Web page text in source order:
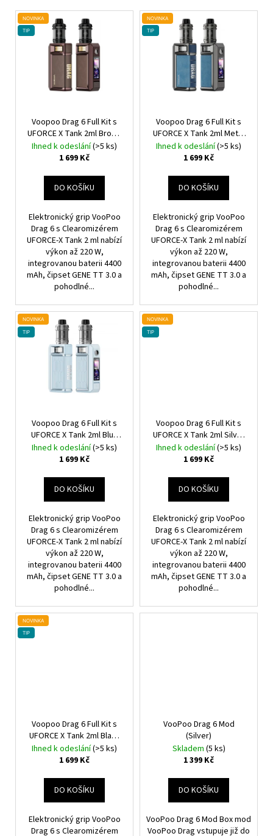
E
N
V
Ý
NOVINKA
TIP
Voopoo Drag 6 Full Kit s
UFORCE X Tank 2ml Brown
4400mAh
Ihned k odeslání(>5 ks)
1 699 Kč
DO KOŠÍKU
Elektronický grip VooPoo
Drag 6 s Clearomizérem
UFORCE-X Tank 2 ml nabízí
výkon až 220 W,
integrovanou baterii 4400
mAh, čipset GENE TT 3.0 a
pohodlné...
NOVINKA
TIP
Voopoo Drag 6 Full Kit s
UFORCE X Tank 2ml Metal
Gray4400mAh
Ihned k odeslání(>5 ks)
1 699 Kč
DO KOŠÍKU
Elektronický grip VooPoo
Drag 6 s Clearomizérem
UFORCE-X Tank 2 ml nabízí
výkon až 220 W,
integrovanou baterii 4400
mAh, čipset GENE TT 3.0 a
pohodlné...
NOVINKA
TIP
Voopoo Drag 6 Full Kit s
UFORCE X Tank 2ml Blue
4400mAh
Ihned k odeslání(>5 ks)
1 699 Kč
DO KOŠÍKU
Elektronický grip VooPoo
Drag 6 s Clearomizérem
UFORCE-X Tank 2 ml nabízí
výkon až 220 W,
integrovanou baterii 4400
mAh, čipset GENE TT 3.0 a
pohodlné...
NOVINKA
TIP
Voopoo Drag 6 Full Kit s
UFORCE X Tank 2ml Silver
4400mAh
Ihned k odeslání(>5 ks)
1 699 Kč
DO KOŠÍKU
Elektronický grip VooPoo
Drag 6 s Clearomizérem
UFORCE-X Tank 2 ml nabízí
výkon až 220 W,
integrovanou baterii 4400
mAh, čipset GENE TT 3.0 a
pohodlné...
NOVINKA
TIP
Voopoo Drag 6 Full Kit s
UFORCE X Tank 2ml Black
4400mAh
Ihned k odeslání(>5 ks)
1 699 Kč
DO KOŠÍKU
Elektronický grip VooPoo
Drag 6 s Clearomizérem
VooPoo Drag 6 Mod
(Silver)
Skladem (5 ks)
1 399 Kč
DO KOŠÍKU
VooPoo Drag 6 Mod Box mod
VooPoo Drag vstupuje již do